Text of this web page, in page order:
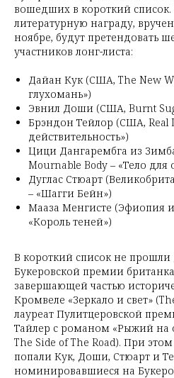
вошедших в короткий
литературную награду,
ноябре, будут претендовать
участников лонг-листа:
Дайан Кук (США, The New
глухомань»)
Эвнил Доши (США, Burnt
Брэндон Тейлор (США, Real
действительность»)
Цици Дангарембга из
Mournable Body – «Тело для
Дуглас Стюарт
– «Шагги Бейн»)
Мааза Менгисте (Эфиопия
«Король теней»)
В короткий список не прошли
Букеровской премии
завершающей частью
Кромвеле «Зеркало и свет»
лауреат Пулитцеровской
Тайлер с романом «Рыжий на
The Side of The Road). При
попали Кук, Доши, Стюарт и
номинировавшиеся на